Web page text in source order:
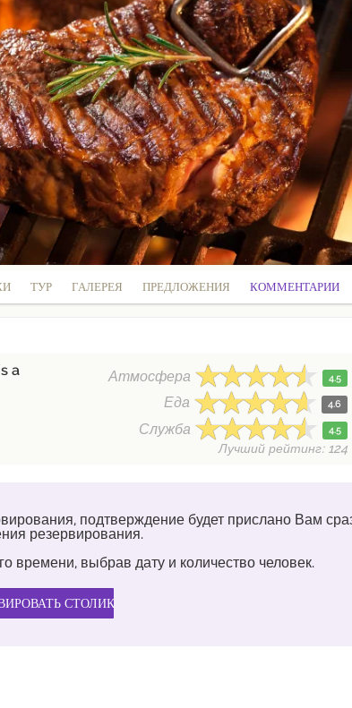
ТУР ГАЛЕРЕЯ ПРЕДЛОЖЕНИЯ КОММЕНТАРИИ
a
Атмосфера 4.5
Еда 4.6
Служба 4.5
Лучший рейтинг: 124
подтверждение будет прислано Вам
резервирования.
времени, выбрав дату и количество человек.